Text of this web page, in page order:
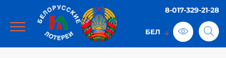
8-017-329-21-28